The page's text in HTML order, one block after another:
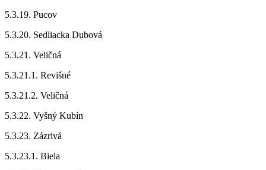
5.3.19. Pucov
5.3.20. Sedliacka Dubová
5.3.21. Veličná
5.3.21.1. Revišné
5.3.21.2. Veličná
5.3.22. Vyšný Kubín
5.3.23. Zázrivá
5.3.23.1. Biela